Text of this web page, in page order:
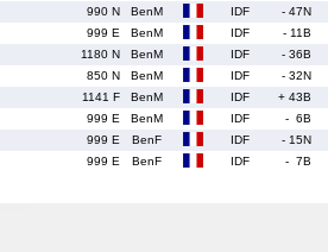
990 N BenM IDF - 47N
999 E BenM IDF - 11B
1180 N BenM IDF - 36B
850 N BenM IDF - 32N
1141 F BenM IDF + 43B
999 E BenM IDF - 6B
999 E BenF IDF - 15N
999 E BenF IDF - 7B